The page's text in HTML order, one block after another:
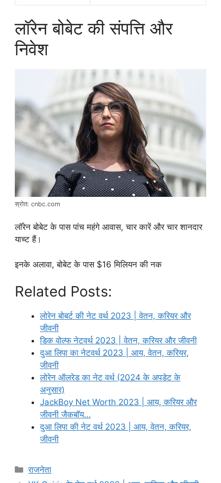
लॉरेन बोबेट की संपत्ति और
निवेश
स्रोत: cnbc.com
लॉरेन बोबेट के पास पांच महंगे आवास, चार कारें और चार शानदार
याच्ट हैं।
इनके अलावा, बोबेट के पास $16 मिलियन की नक
Related Posts:
लोरेन बोबर्ट की नेट वर्थ 2023 | वेतन, करियर और
जीवनी
डिक वोल्फ नेटवर्थ 2023 | वेतन, करियर और जीवनी
दुआ लिपा का नेटवर्थ 2023 | आय, वेतन, करियर,
जीवनी
लोरेन ऑलरेड का नेट वर्थ (2024 के अपडेट के
अनुसार)
JackBoy Net Worth 2023 | आय, करियर और
जीवनी जैकबॉय…
दुआ लिपा की नेट वर्थ 2023 | आय, वेतन, करियर,
जीवनी
Categories
राजनेता